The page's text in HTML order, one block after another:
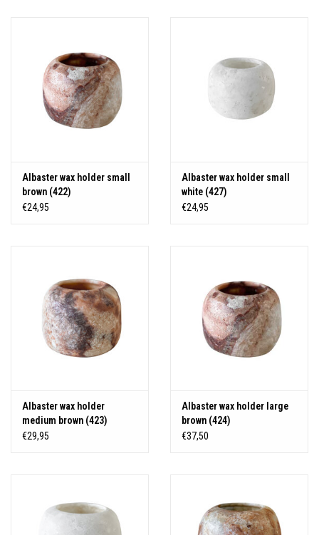
Albaster wax holder small
brown (422)
€24,95
Albaster wax holder small
white (427)
€24,95
Albaster wax holder
medium brown (423)
€29,95
Albaster wax holder large
brown (424)
€37,50